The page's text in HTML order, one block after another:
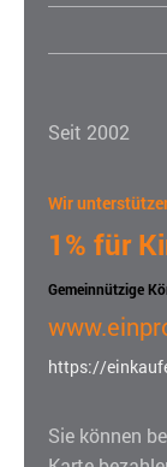
Seit 2002
Wir
1% für
Gemeinnützige
https://
Sie können